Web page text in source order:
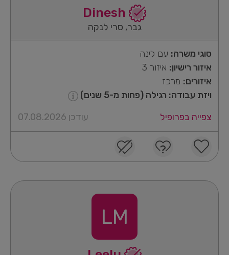
גבר, סרי לנקה
סוגי משרה: עם לינה
איזור רישיון: איזור 3
איזורים: מרכז
ויזת עבודה: רגילה (פחות מ-5 שנים)
צפייה בפרופיל
עודכן 07.08.2026
LM